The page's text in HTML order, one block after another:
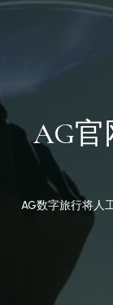
AG官
AG数字旅行将人